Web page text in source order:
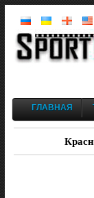
ГЛАВНАЯ